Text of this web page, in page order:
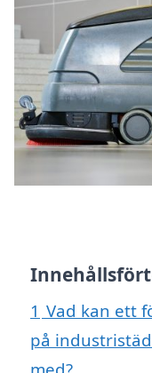
1 Vad kan ett
på